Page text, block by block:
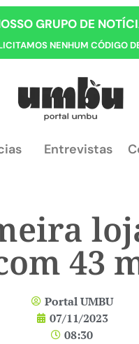
GRUPO DE
NENHUM CÓDIGO
Entrevistas
43
Portal UMBU
07/11/2023
08:30